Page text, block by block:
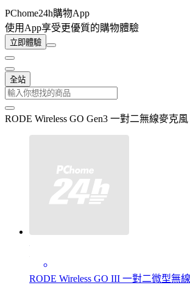
PChome24h購物App
使用App享受更優質的購物體驗
立即體驗
全站
RODE Wireless GO Gen3 一對二無線麥克
RODE Wireless GO III 一對二微型無